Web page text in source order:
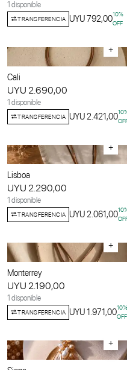
1 disponible
TRANSFERENCIA UYU 792,0010%
OFF
+
Cali
UYU 2.690,00
1 disponible
TRANSFERENCIA UYU 2.421,0010
+
Lisboa
UYU 2.290,00
1 disponible
TRANSFERENCIA UYU 2.061,0010
+
Monterrey
UYU 2.190,00
1 disponible
TRANSFERENCIA UYU 1.971,0010%
OFF
+